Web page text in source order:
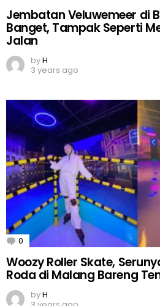
Jembatan Veluwemeer di
Banget, Tampak Seperti
Jalan
byH
3 years ago
0 Comments
Woozy Roller Skate,
Roda di Malang Bareng
byH